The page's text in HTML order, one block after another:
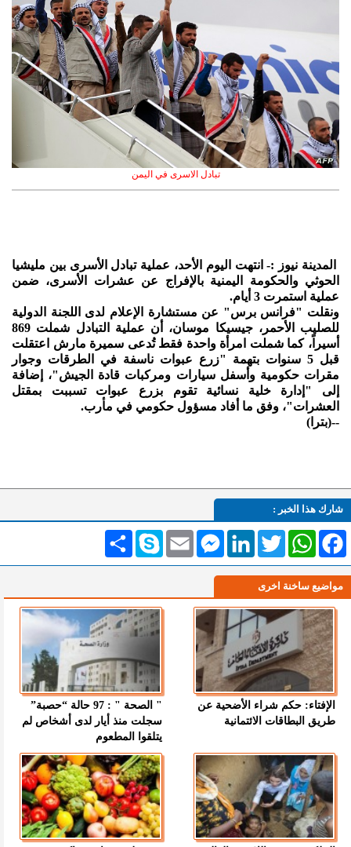
تبادل الاسرى في اليمن
المدينة نيوز :- انتهت اليوم الأحد، عملية تبادل الأسرى بين مليشيا
الحوثي والحكومة اليمنية بالإفراج عن عشرات الأسرى، ضمن
عملية استمرت 3 أيام.
ونقلت "فرانس برس" عن مستشارة الإعلام لدى اللجنة الدولية
للصليب الأحمر، جيسيكا موسان، أن عملية التبادل شملت 869
أسيراً، كما شملت امرأة واحدة فقط تُدعى سميرة مارش اعتقلت
قبل 5 سنوات بتهمة "زرع عبوات ناسفة في الطرقات وجوار
مقرات حكومية وأسفل سيارات ومركبات قادة الجيش"، إضافة
إلى "إدارة خلية نسائية تقوم بزرع عبوات تسببت بمقتل
العشرات"، وفق ما أفاد مسؤول حكومي في مأرب.
--(بترا)
شارك هذا الخبر :
انشر Skype Email
MessengerLinkedInTwitterWhatsAppFacebook
مواضيع ساخنة اخرى
الإفتاء: حكم شراء الأضحية عن
طريق البطاقات الائتمانية
" الصحة " : 97 حالة “حصبة”
سجلت منذ أيار لدى أشخاص لم
يتلقوا المطعوم